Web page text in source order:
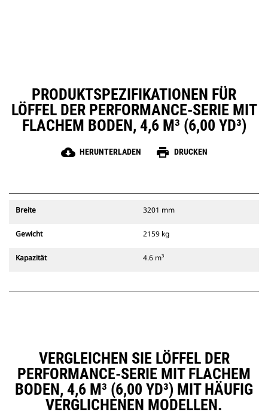
PRODUKTSPEZIFIKATIONEN FÜR
LÖFFEL DER PERFORMANCE-SERIE MIT
FLACHEM BODEN, 4,6 M³ (6,00 YD³)
cloud_download HERUNTERLADEN print DRUCKEN
Breite 3201 mm
Gewicht 2159 kg
Kapazität 4.6 m³
VERGLEICHEN SIE LÖFFEL DER
PERFORMANCE-SERIE MIT FLACHEM
BODEN, 4,6 M³ (6,00 YD³) MIT HÄUFIG
VERGLICHENEN MODELLEN.